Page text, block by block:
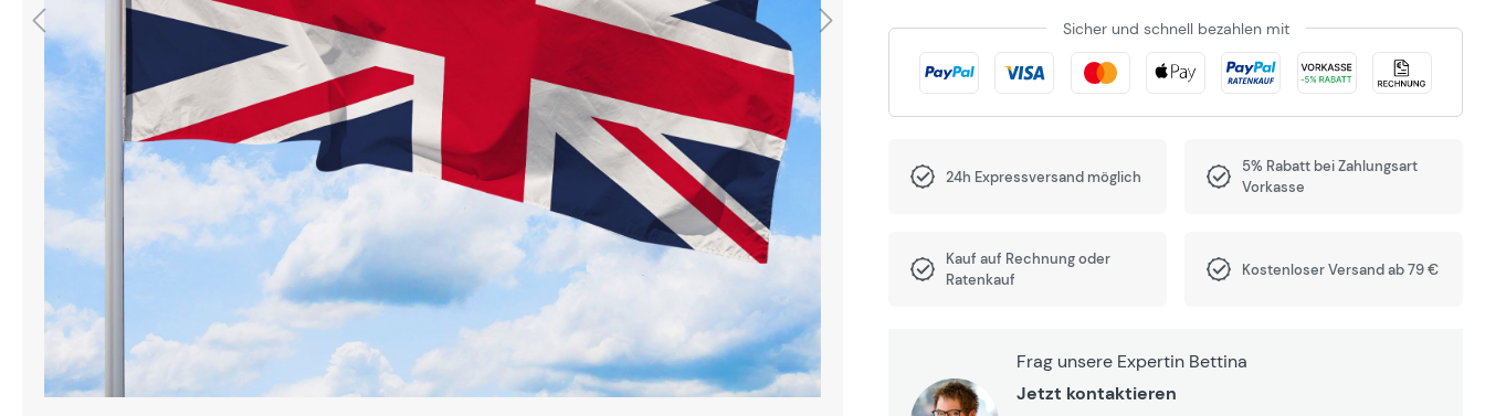
Sicher und schnell bezahlen mit
24h Expressversand möglich
5% Rabatt bei Zahlungsart
Vorkasse
Kauf auf Rechnung oder
Ratenkauf
Kostenloser Versand ab 79 €
Frag unsere Expertin Bettina
Jetzt kontaktieren